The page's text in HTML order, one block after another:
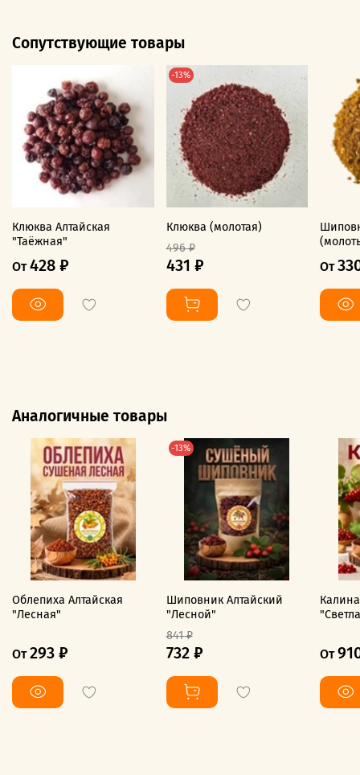
Сопутствующие товары
Клюква Алтайская
"Таёжная"
От 428 ₽
-13%
Клюква (молотая)
496 ₽
431 ₽ От
Аналогичные товары
Облепиха Алтайская
"Лесная"
От 293 ₽
-13%
Шиповник Алтайский
"Лесной"
841 ₽
732 ₽ От